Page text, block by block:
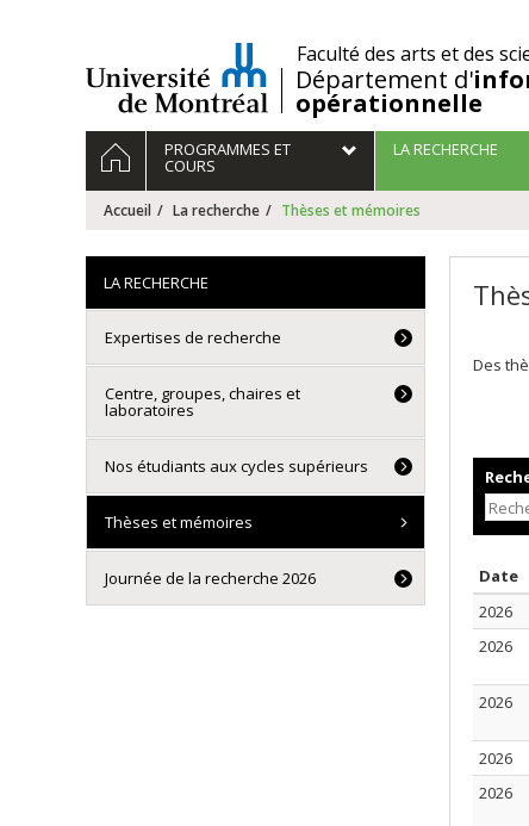
/Faculté des arts et des
Département d'
opérationnelle
Navigation
principale
ACCUEILPROGRAMMES ET
COURS
LA RECHERCHE
Accueil La recherche Thèses et mémoires
Des
Date
2026
2026
2026
2026
2026
LA RECHERCHE
Expertises de recherche
Centre, groupes, chaires et
laboratoires
Nos étudiants aux cycles supérieurs
Thèses et mémoires
Journée de la recherche 2026